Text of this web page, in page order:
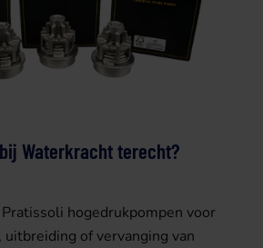
Waterkracht terecht?
hogedrukpompen voor
of vervanging van